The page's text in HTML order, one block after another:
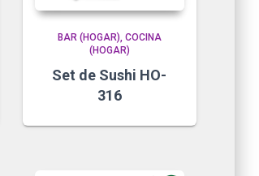
BAR (HOGAR) COCINA
(HOGAR)
Set de Sushi HO-
316